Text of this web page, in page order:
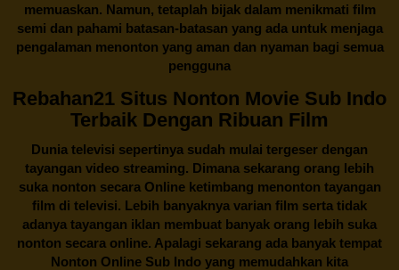
memuaskan. Namun, tetaplah bijak dalam menikmati film
semi dan pahami batasan-batasan yang ada untuk menjaga
pengalaman menonton yang aman dan nyaman bagi semua
pengguna
Rebahan21 Situs Nonton Movie Sub Indo
Terbaik Dengan Ribuan Film
Dunia televisi sepertinya sudah mulai tergeser dengan
tayangan video streaming. Dimana sekarang orang lebih
suka nonton secara Online ketimbang menonton tayangan
film di televisi. Lebih banyaknya varian film serta tidak
adanya tayangan iklan membuat banyak orang lebih suka
nonton secara online. Apalagi sekarang ada banyak tempat
Nonton Online Sub Indo yang memudahkan kita